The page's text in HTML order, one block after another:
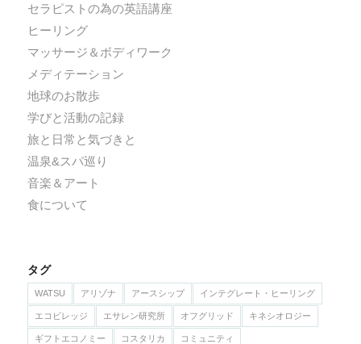
セラピストの為の英語講座
ヒーリング
マッサージ＆ボディワーク
メディテーション
地球のお散歩
学びと活動の記録
旅と日常と気づきと
温泉&スパ巡り
音楽＆アート
食について
タグ
WATSU アリゾナ アースシップ インテグレート・ヒーリング
エコビレッジ エサレン研究所 オフグリッド キネシオロジー
ギフトエコノミー コスタリカ コミュニティ